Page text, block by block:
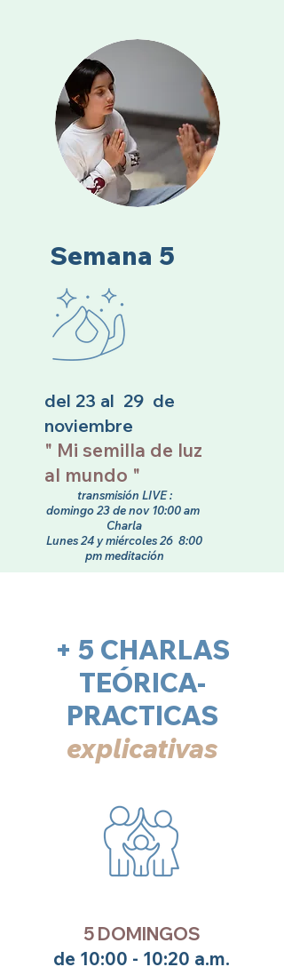
Semana 5
del 23 al 29 de
noviembre
" Mi semilla de luz
al mundo "
transmisión LIVE :
domingo 23 de nov 10:00 am
Charla
Lunes 24 y miércoles 26 8:00
pm meditación
+ 5 CHARLAS
TEÓRICA-
PRACTICAS
explicativas
5 DOMINGOS
de 10:00 - 10:20 a.m.